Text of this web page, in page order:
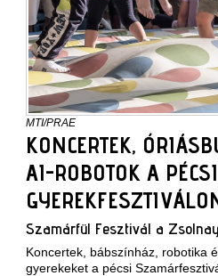
MTI/PRAE
KONCERTEK,
AI-ROBOTOK A PÉCSI
Szamárfül Fesztivál a
Koncertek, bábszínház, robotika
gyerekeket a pécsi